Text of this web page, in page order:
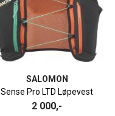
SALOMON
Sense Pro LTD Løpevest
2 000,-